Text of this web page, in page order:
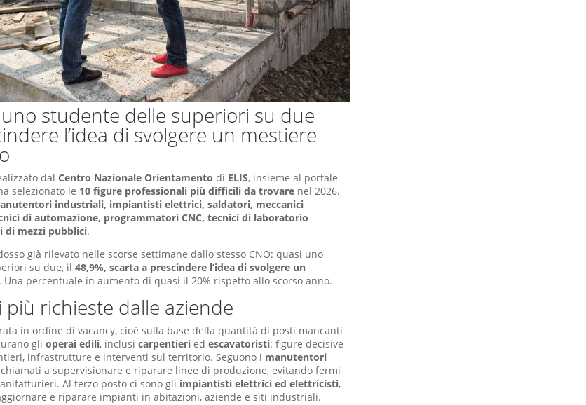
studente delle superiori su due
l’idea di svolgere un mestiere
dal Centro Nazionale Orientamento di ELIS, insieme al portale
selezionato le 10 figure professionali più difficili da trovarenel 2026.
industriali, impiantisti elettrici, saldatori, meccanici
di automazione, programmatori CNC, tecnici di laboratorio
di mezzi pubblici.
già rilevato nelle scorse settimane dallo stesso CNO: quasi uno
su due, il 48,9%, scarta a prescindere l’idea di svolgere un
. Una percentuale in aumento di quasi il 20% rispetto allo scorso anno.
più richieste dalle aziende
in ordine di vacancy, cioè sulla base della quantità di posti mancanti
gli operai edili, inclusi carpentieri ed escavatoristi: figure decisive
infrastrutture e interventi sul territorio. Seguono i manutentori
a supervisionare e riparare linee di produzione, evitando fermi
Al terzo posto ci sono gli impiantisti elettrici ed elettricisti,
e riparare impianti in abitazioni, aziende e siti industriali.